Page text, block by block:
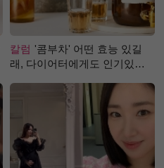
칼럼 '콤부차' 어떤 효능 있길
래, 다이어터에게도 인기있는